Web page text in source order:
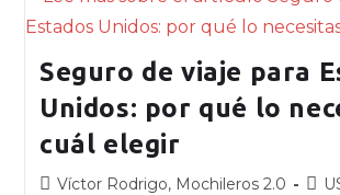
Seguro de viaje para
Unidos: por qué lo
cuál elegir
Víctor Rodrigo, Mochileros 2.0